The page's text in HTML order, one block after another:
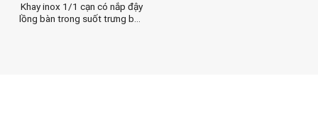
Khay inox 1/1 cạn có nắp đậy
lồng bàn trong suốt trưng bày